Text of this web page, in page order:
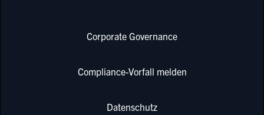
Corporate Governance
Compliance-Vorfall melden
Datenschutz